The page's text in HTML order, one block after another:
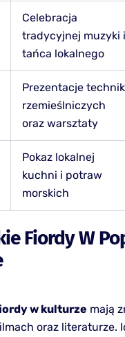
Celebracja
tradycyjnej muzyki i
tańca lokalnego
Prezentacje technik
rzemieślniczych
oraz warsztaty
Pokaz lokalnej
kuchni i potraw
morskich
Fiordy W
w kulturze mają
oraz literaturze.